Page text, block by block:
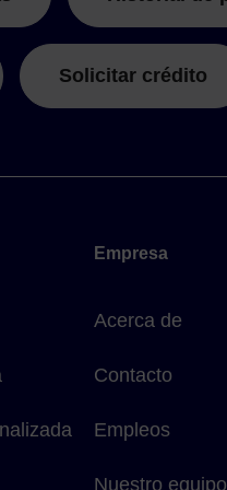
Solicitar crédito
Empresa
Acerca de
Contacto
Empleos
Nuestro equipo